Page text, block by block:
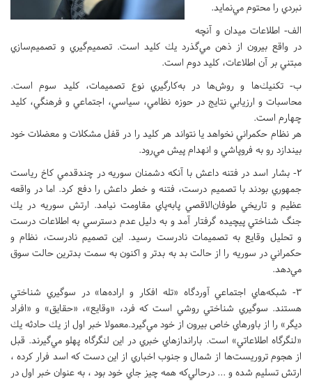
نبردي را محتوم مي‌نمايد.
الف- اطلاعات ميدان و آنچه
در واقع بيرون از ذهن مي‌گذرد يك كليد است. تصميم‌گيري و تصميم‌سازي
مبتني بر آن اطلاعات، كليد دوم است.
ب- تكنيك‌ها و روش‌ها در به‌كارگيري نوع تصميمات، كليد سوم است.
محاسبات و ارزيابي نتايج در حوزه نظامي، سياسي، اجتماعي و فرهنگي، كليد
چهارم است.
هر نظام حكمراني نخواهد يا نتواند هر كليد را در قفل مشكلات و معضلات خود
بيندازد رو به فروپاشي و انهدام پيش مي‌رود.
2- بشار اسد در فتنه داعش با آنكه دشمنان سوريه در چندقدمي كاخ رياست
جمهوري بودند با تصميم درست، فتنه و خطر داعش را دفع كرد. اما در واقعه
عظيم و تاريخي طوفان‌الاقصي پابه‌پاي مقاومت نيامد. ارتش سوريه در يك
جنگ شناختي پيچيده گرفتار آمد و به دليل عدم دسترسي به اطلاعات درست
و تحليل وقايع به تصميمات نادرست رسيد. اين تصميم نادرست، نظام و
حكمراني در سوريه را از حالت بد به بدتر و اكنون به سمت بدترين حالت سوق
مي‌دهد.
3- شبكه‌هاي اجتماعي آوردگاه «تله افكار و اراده‌ها» در سوگيري شناختي
هستند. سوگيري شناختي روشي است كه فرد، «وقايع»، «حقايق» و «افراد
ديگر» را از باورهاي خاص بيرون از خود مي‌گيرد.معمولا خبر اول از يك حادثه يك
«لنگرگاه اطلاعاتي» است. باراندازهاي خبري در اين لنگرگاه پهلو مي‌گيرند. قبل
از هجوم تروريست‌ها از شمال و جنوب اخباري از اين دست كه اسد فرار كرده ،
ارتش تسليم شده و ... درحالي‌كه همه چيز جاي خود بود ، به عنوان خبر اول در